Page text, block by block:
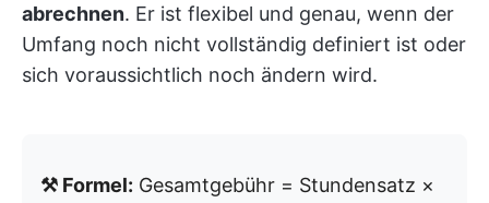
abrechnen. Er ist flexibel und genau, wenn der
Umfang noch nicht vollständig definiert ist oder
sich voraussichtlich noch ändern wird.
⚒️ Formel: Gesamtgebühr = Stundensatz ×